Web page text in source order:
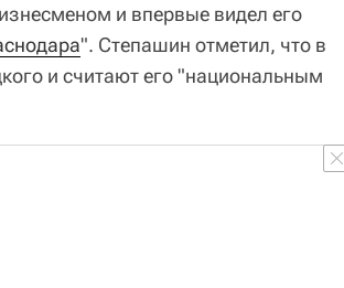
и впервые видел его
". Степашин отметил, что в
и считают его "национальным